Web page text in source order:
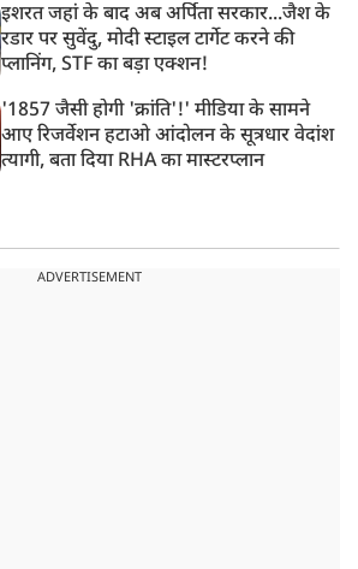
इशरत जहां के बाद अब अर्पिता सरकार...जैश के
रडार पर सुवेंदु, मोदी स्टाइल टार्गेट करने की
प्लानिंग, STF का बड़ा एक्शन!
'1857 जैसी होगी 'क्रांति'!' मीडिया के सामने
आए रिजर्वेशन हटाओ आंदोलन के सूत्रधार वेदांश
त्यागी, बता दिया RHA का मास्टरप्लान
ADVERTISEMENT